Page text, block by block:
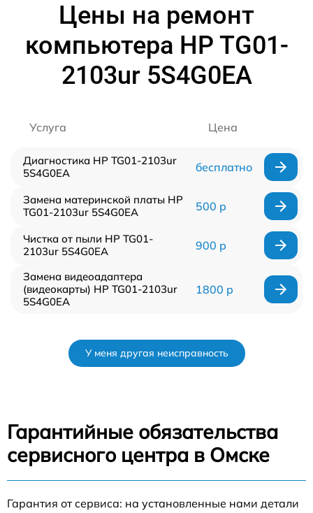
Цены на ремонт
компьютера HP TG01-
2103ur 5S4G0EA
Услуга Цена
Диагностика HP TG01-2103ur
5S4G0EA
бесплатно
Замена материнской платы HP
TG01-2103ur 5S4G0EA
500 р
Чистка от пыли HP TG01-
2103ur 5S4G0EA
900 р
Замена видеоадаптера
(видеокарты) HP TG01-2103ur
5S4G0EA
1800 р
У меня другая неисправность
Гарантийные обязательства
сервисного центра в Омске
Гарантия от сервиса: на установленные нами детали